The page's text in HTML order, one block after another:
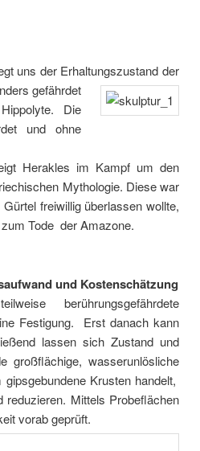
uns der Erhaltungszustand der
gefährdet
Die
und ohne
Herakles im Kampf um den
Mythologie. Diese war
freiwillig überlassen wollte,
Tode der Amazone.
und Kostenschätzung
berührungsgefährdete
Festigung. Erst danach kann
lassen sich Zustand und
großflächige, wasserunlösliche
Krusten handelt,
Mittels Probeflächen
vorab geprüft.